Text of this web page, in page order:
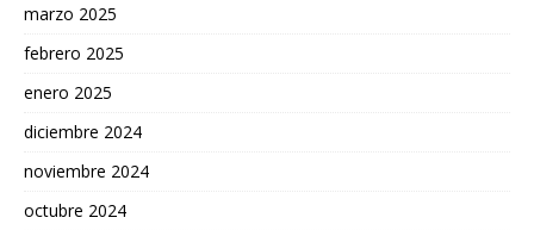
marzo 2025
febrero 2025
enero 2025
diciembre 2024
noviembre 2024
octubre 2024